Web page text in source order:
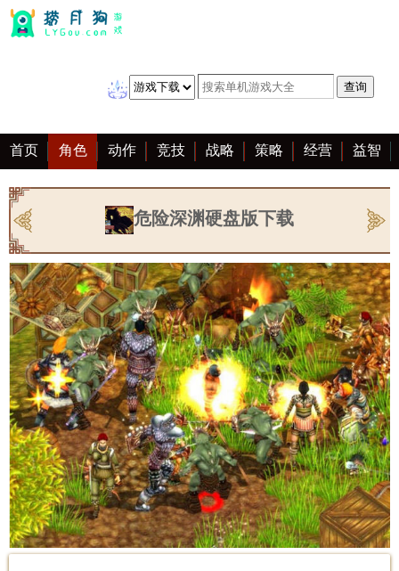
首页 角色 动作 竞技 战略 策略 经营 益智
冒险 棋牌 赛车 音乐 恋爱 单机 大全
危险深渊硬盘版下载